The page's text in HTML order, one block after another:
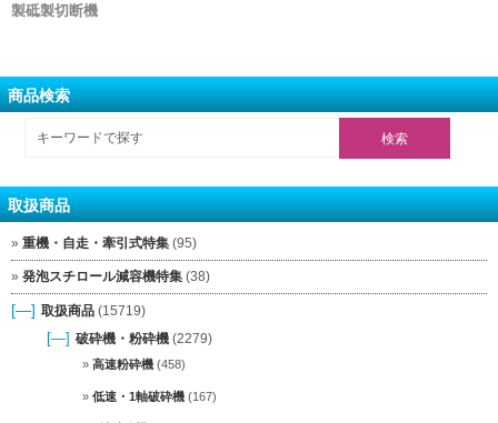
製砥製切断機
商品検索
取扱商品
重機・自走・牽引式特集 (95)
発泡スチロール減容機特集 (38)
[—] 取扱商品 (15719)
[—] 破砕機・粉砕機 (2279)
高速粉砕機 (458)
低速・1軸破砕機 (167)